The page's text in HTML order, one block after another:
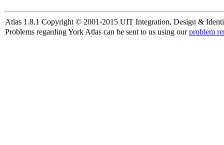
Atlas 1.8.1 Copyright © 2001-2015 UIT Integration, Design &
Problems regarding York Atlas can be sent to us using ourproblem